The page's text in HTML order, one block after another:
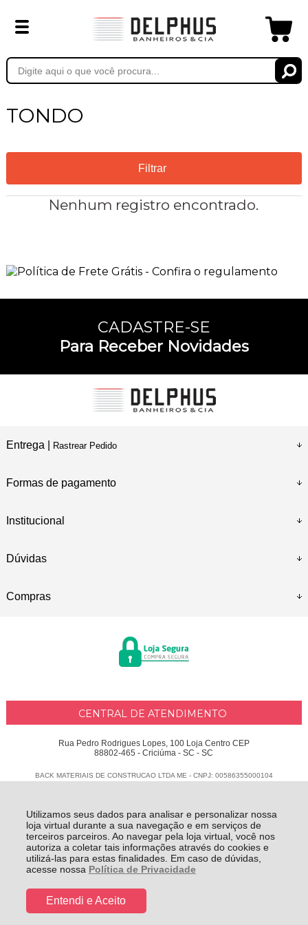
Utilizamos seus dados para analisar e personalizar nossa
loja virtual durante a sua navegação e em serviços de
terceiros parceiros. Ao navegar pela loja virtual, você nos
autoriza a coletar tais informações através do cookies e
utilizá-las para estas finalidades. Em caso de dúvidas,
acesse nossa Política de Privacidade
Entendi e Aceito
TONDO
Filtrar
Nenhum registro encontrado.
CADASTRE-SE
Para Receber Novidades
Entrega | Rastrear Pedido
Formas de pagamento
Institucional
Dúvidas
Compras
CENTRAL DE ATENDIMENTO
Rua Pedro Rodrigues Lopes, 100 Loja Centro CEP
88802-465 - Criciúma - SC - SC
BACK MATERIAIS DE CONSTRUCAO LTDA ME - CNPJ: 00586355000104